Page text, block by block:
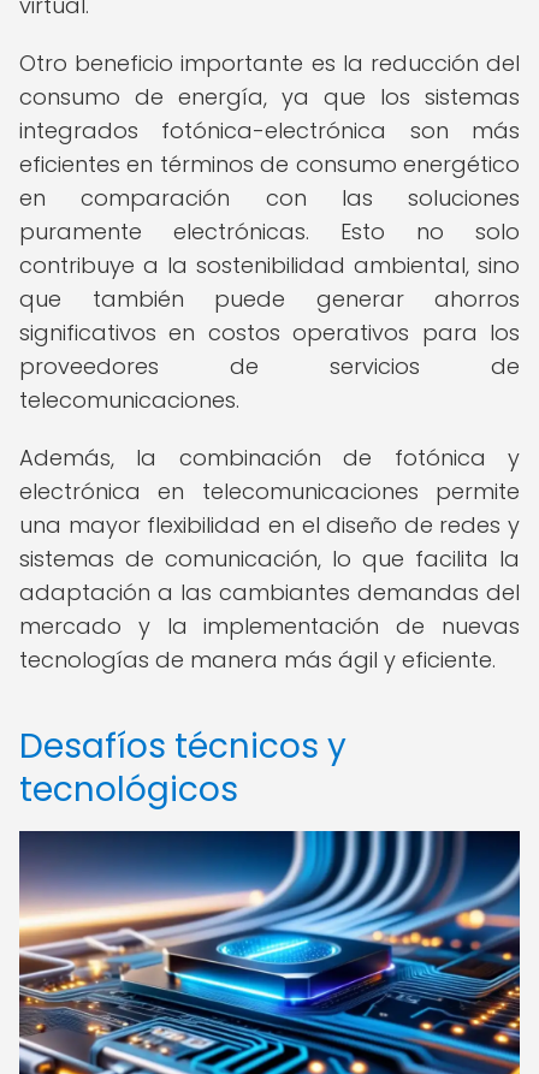
Otro beneficio importante es la reducción del
consumo de energía, ya que los sistemas
integrados fotónica-electrónica son más
eficientes en términos de consumo energético
en comparación con las soluciones
puramente electrónicas. Esto no solo
contribuye a la sostenibilidad ambiental, sino
que también puede generar ahorros
significativos en costos operativos para los
proveedores de servicios de
telecomunicaciones.
Además, la combinación de fotónica y
electrónica en telecomunicaciones permite
una mayor flexibilidad en el diseño de redes y
sistemas de comunicación, lo que facilita la
adaptación a las cambiantes demandas del
mercado y la implementación de nuevas
tecnologías de manera más ágil y eficiente.
Desafíos técnicos y
tecnológicos